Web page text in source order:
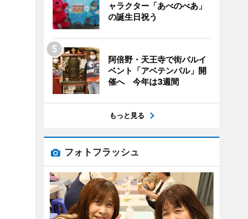
ャラクター「あべのべあ」
の誕生日祝う
阿倍野・天王寺で街バルイ
ベント「アベテンバル」開
催へ 今年は3週間
もっと見る
フォトフラッシュ